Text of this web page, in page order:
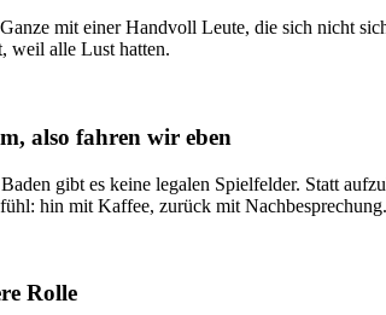
mit einer Handvoll Leute, die sich nicht
weil alle Lust hatten.
also fahren wir eben
gibt es keine legalen Spielfelder. Statt
hin mit Kaffee, zurück mit Nachbesprechung.
Rolle